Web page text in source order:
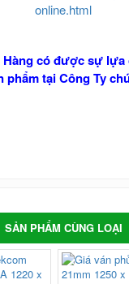
online.html
Hàng có được sự
phẩm tại Công Ty
SẢN PHẨM CÙNG LOẠI
-0%